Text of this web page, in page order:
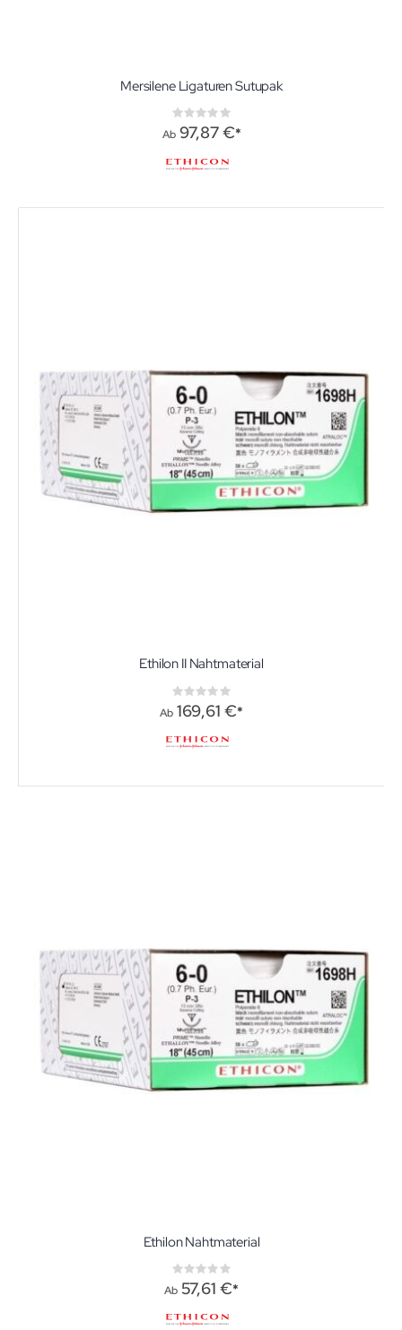
Mersilene Ligaturen Sutupak
Rating:
0%
Ab 97,87 €
Ethilon II Nahtmaterial
Rating:
0%
Ab 169,61 €
Ethilon Nahtmaterial
Rating:
0%
Ab 57,61 €